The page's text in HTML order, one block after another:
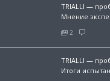
TRIALLI —
Мнение
2
TRIALLI —
Итоги